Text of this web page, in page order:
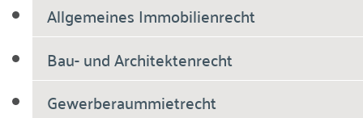
Allgemeines Immobilienrecht
Bau- und Architektenrecht
Gewerberaummietrecht